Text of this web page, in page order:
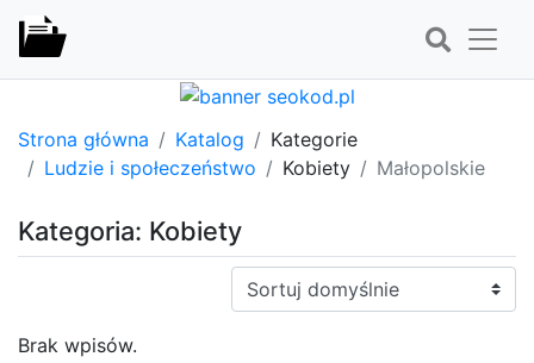
Strona główna Katalog
Kategorie
Ludzie i społeczeństwo
Kobiety Małopolskie
Kategoria: Kobiety
Sortuj:
Brak wpisów.